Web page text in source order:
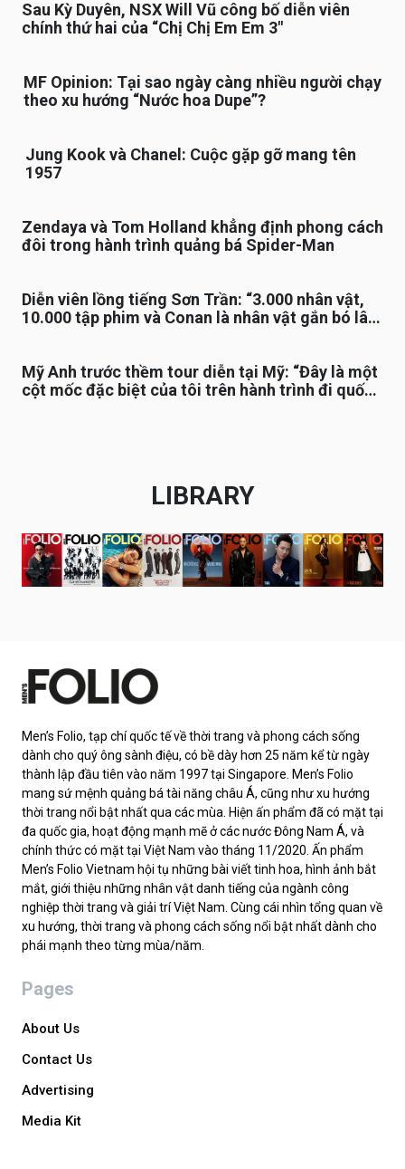
Sau Kỳ Duyên, NSX Will Vũ công bố diễn viên
chính thứ hai của “Chị Chị Em Em 3″
MF Opinion: Tại sao ngày càng nhiều người chạy
theo xu hướng “Nước hoa Dupe”?
Jung Kook và Chanel: Cuộc gặp gỡ mang tên
1957
Zendaya và Tom Holland khẳng định phong cách
đôi trong hành trình quảng bá Spider-Man
Diễn viên lồng tiếng Sơn Trần: “3.000 nhân vật,
10.000 tập phim và Conan là nhân vật gắn bó lâu
Mỹ Anh trước thềm tour diễn tại Mỹ: “Đây là một
cột mốc đặc biệt của tôi trên hành trình đi quốc
LIBRARY
Men’s Folio, tạp chí quốc tế về thời trang và phong cách sống
dành cho quý ông sành điệu, có bề dày hơn 25 năm kể từ ngày
thành lập đầu tiên vào năm 1997 tại Singapore. Men’s Folio
mang sứ mệnh quảng bá tài năng châu Á, cũng như xu hướng
thời trang nổi bật nhất qua các mùa. Hiện ấn phẩm đã có mặt tại
đa quốc gia, hoạt động mạnh mẽ ở các nước Đông Nam Á, và
chính thức có mặt tại Việt Nam vào tháng 11/2020. Ấn phẩm
Men’s Folio Vietnam hội tụ những bài viết tinh hoa, hình ảnh bắt
mắt, giới thiệu những nhân vật danh tiếng của ngành công
nghiệp thời trang và giải trí Việt Nam. Cùng cái nhìn tổng quan về
xu hướng, thời trang và phong cách sống nổi bật nhất dành cho
phái mạnh theo từng mùa/năm.
Pages
About Us
Contact Us
Advertising
Media Kit